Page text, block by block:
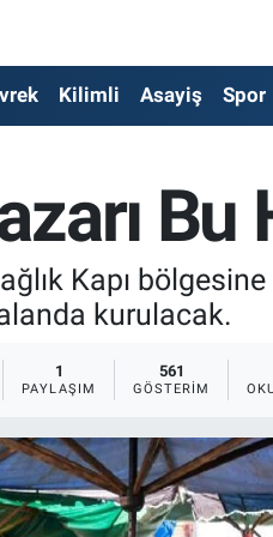
Kilimli Asayiş Spor
Kapı
kurulacak.
1
PAYLAŞIM
561
GÖSTERIM